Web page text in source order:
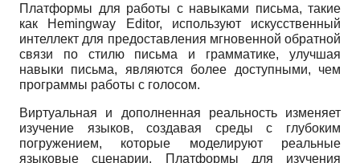
Платформы для работы с навыками письма, такие
как Hemingway Editor, используют искусственный
интеллект для предоставления мгновенной обратной
связи по стилю письма и грамматике, улучшая
навыки письма, являются более доступными, чем
программы работы с голосом.
Виртуальная и дополненная реальность изменяет
изучение языков, создавая среды с глубоким
погружением, которые моделируют реальные
языковые сценарии. Платформы для изучения